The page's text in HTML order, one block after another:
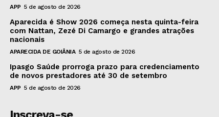
APP 5 de agosto de 2026
Aparecida é Show 2026 começa nesta quinta-feira
com Nattan, Zezé Di Camargo e grandes atrações
nacionais
APARECIDA DE GOIÂNIA 5 de agosto de 2026
Ipasgo Saúde prorroga prazo para credenciamento
de novos prestadores até 30 de setembro
APP 5 de agosto de 2026